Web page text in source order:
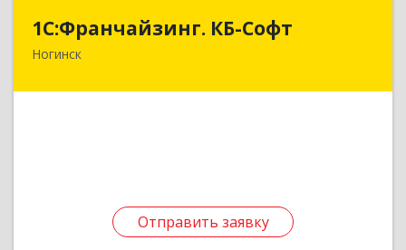
1С:Франчайзинг. КБ-Софт
Ногинск
Отправить заявку
1С:Франчайзинг. КБ-Софт
142400, Московская обл, г.о Богородский,
Отправить заявку